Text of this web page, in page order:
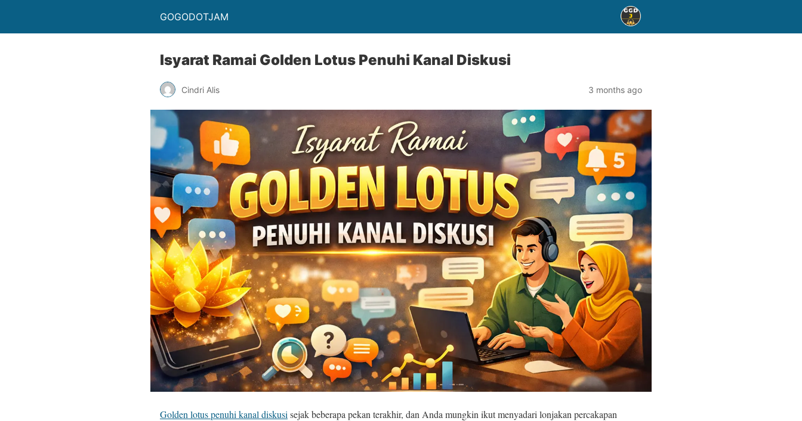
GOGODOTJAM
Isyarat Ramai Golden Lotus Penuhi Kanal Diskusi
Cindri Alis 3 months ago
Golden lotus penuhi kanal diskusi sejak beberapa pekan terakhir, dan Anda mungkin ikut menyadari lonjakan percakapan